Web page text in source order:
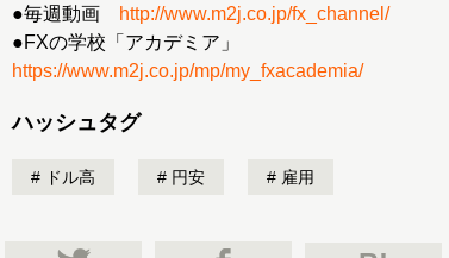
●毎週動画
http://www.m2j.co.jp/fx_channel/
●FXの学校「アカデミア」
https://www.m2j.co.jp/mp/my_fxacademia/
ハッシュタグ
ドル高 円安 雇用